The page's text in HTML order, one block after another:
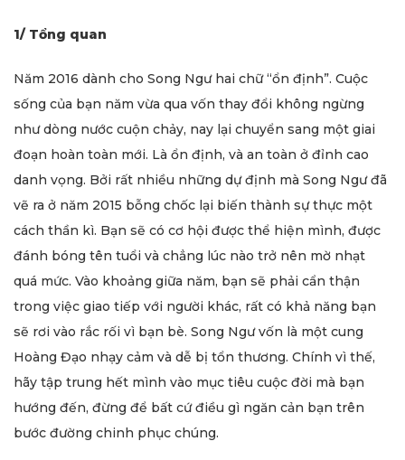
1/ Tổng quan
Năm 2016 dành cho Song Ngư hai chữ “ổn định”. Cuộc
sống của bạn năm vừa qua vốn thay đổi không ngừng
như dòng nước cuộn chảy, nay lại chuyển sang một giai
đoạn hoàn toàn mới. Là ổn định, và an toàn ở đỉnh cao
danh vọng. Bởi rất nhiều những dự định mà Song Ngư đã
vẽ ra ở năm 2015 bỗng chốc lại biến thành sự thực một
cách thần kì. Bạn sẽ có cơ hội được thể hiện mình, được
đánh bóng tên tuổi và chẳng lúc nào trở nên mờ nhạt
quá mức. Vào khoảng giữa năm, bạn sẽ phải cẩn thận
trong việc giao tiếp với người khác, rất có khả năng bạn
sẽ rơi vào rắc rối vì bạn bè. Song Ngư vốn là một cung
Hoàng Đạo nhạy cảm và dễ bị tổn thương. Chính vì thế,
hãy tập trung hết mình vào mục tiêu cuộc đời mà bạn
hướng đến, đừng để bất cứ điều gì ngăn cản bạn trên
bước đường chinh phục chúng.